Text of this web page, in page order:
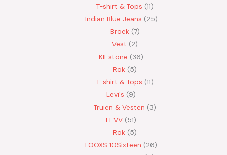
T-shirt & Tops 11
Indian Blue Jeans 25
Broek 7
Vest
2
KIEstone
36
Rok 5
T-shirt & Tops 11
Levi's
9
Truien & Vesten
3
LEVV 51
Rok 5
LOOXS 10Sixteen
26